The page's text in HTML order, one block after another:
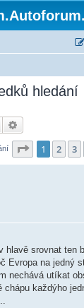
hledání
Hledat
Stránka z
1 2 3
hlavě srovnat ten
Evropa na jedný
nechává utíkat
chápu každýho